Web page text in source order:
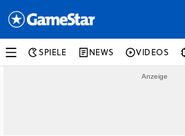
SPIELE NEWS VIDEOS